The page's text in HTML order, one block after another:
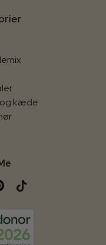
og kæde